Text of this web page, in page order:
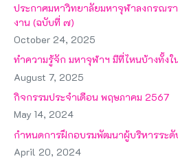
ประกาศมหาวิทยาลัยมหาจุฬาลงกรณร
งาน (ฉบับที่ ๗)
October 24, 2025
ทำความรู้จัก มหาจุฬาฯ มีที่ไหนบ้างทั้งใ
August 7, 2025
กิจกรรมประจำเดือน พฤษภาคม 2567
May 14, 2024
กำหนดการฝึกอบรมพัฒนาผู้บริหารระดั
April 20, 2024